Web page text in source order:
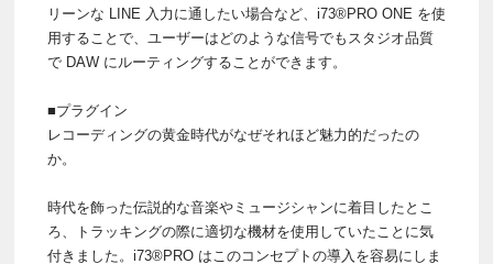
リーンな LINE 入力に通したい場合など、i73®PRO ONE を使
用することで、ユーザーはどのような信号でもスタジオ品質
で DAW にルーティングすることができます。
■プラグイン
レコーディングの黄金時代がなぜそれほど魅力的だったの
か。
時代を飾った伝説的な音楽やミュージシャンに着目したとこ
ろ、トラッキングの際に適切な機材を使用していたことに気
付きました。i73®PRO はこのコンセプトの導入を容易にしま